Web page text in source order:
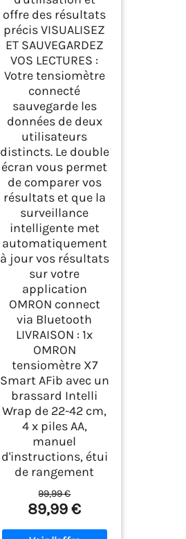
offre des résultats
précis VISUALISEZ
ET SAUVEGARDEZ
VOS LECTURES :
Votre tensiomètre
connecté
sauvegarde les
données de deux
utilisateurs
distincts. Le double
écran vous permet
de comparer vos
résultats et que la
surveillance
intelligente met
automatiquement
à jour vos résultats
sur votre
application
OMRON connect
via Bluetooth
LIVRAISON : 1x
OMRON
tensiomètre X7
Smart AFib avec un
brassard Intelli
Wrap de 22-42 cm,
4 x piles AA,
manuel
d'instructions, étui
de rangement
99,99 €
89,99 €